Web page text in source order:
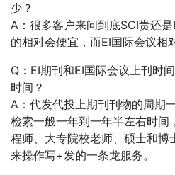
少？
A：很多客户来问到底SCI贵还
的相对会便宜，而EI国际会议相
Q：EI期刊和EI国际会议上刊时
时间？
A：代发代投上期刊刊物的周期
检索一般一年到一年半左右时间
程师、大专院校老师、硕士和博
来操作写+发的一条龙服务。